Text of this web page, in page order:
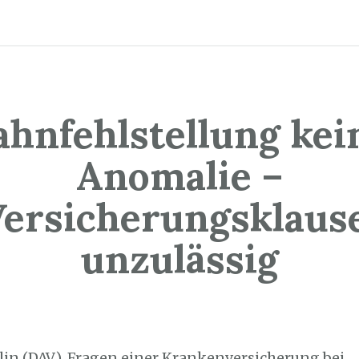
Anomalie –
unzulässig